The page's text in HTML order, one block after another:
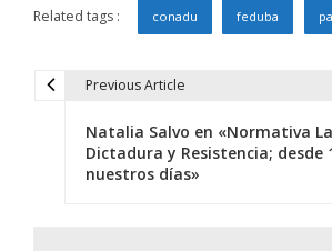
Related tags : conadu feduba
Previous Article
Natalia Salvo en «Normativa
Dictadura y Resistencia; desde
nuestros días»